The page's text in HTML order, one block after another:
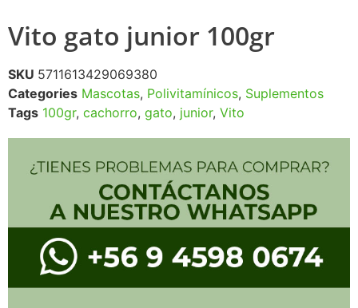
Vito gato junior 100gr
SKU 5711613429069380
Categories Mascotas, Polivitamínicos, Suplementos
Tags 100gr, cachorro, gato, junior, Vito